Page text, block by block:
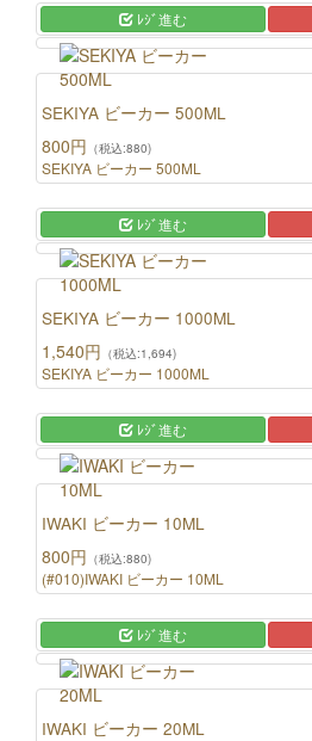
ﾚｼﾞ進む
SEKIYA ビーカー 500ML
800円 （税込:880)
SEKIYA ビーカー 500ML
ﾚｼﾞ進む
SEKIYA ビーカー 1000ML
1,540円 （税込:1,694)
SEKIYA ビーカー 1000ML
ﾚｼﾞ進む
IWAKI ビーカー 10ML
800円 （税込:880)
(#010)IWAKI ビーカー 10ML
ﾚｼﾞ進む
IWAKI ビーカー 20ML